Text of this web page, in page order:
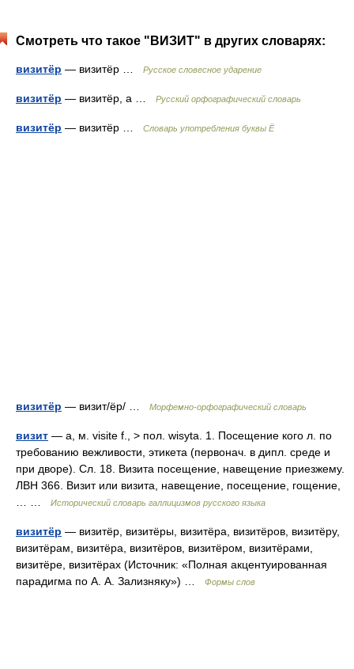
Смотреть что такое "ВИЗИТ" в других словарях:
визитёр — визитёр … Русское словесное ударение
визитёр — визитёр, а … Русский орфографический словарь
визитёр — визитёр … Словарь употребления буквы Ё
визитёр — визит/ёр/ … Морфемно-орфографический словарь
визит — а, м. visite f., > пол. wisyta. 1. Посещение кого л. по
требованию вежливости, этикета (первонач. в дипл. среде и
при дворе). Сл. 18. Визита посещение, навещение приезжему.
ЛВН 366. Визит или визита, навещение, посещение, гощение,
Исторический словарь галлицизмов русского языка
визитёр — визитёр, визитёры, визитёра, визитёров, визитёру,
визитёрам, визитёра, визитёров, визитёром, визитёрами,
визитёре, визитёрах (Источник: «Полная акцентуированная
парадигма по А. А. Зализняку») …
Формы слов